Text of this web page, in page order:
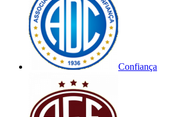
Confiança